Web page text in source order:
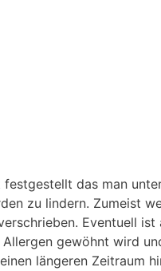
das man
zu lindern. Zumeist
Eventuell
gewöhnt wird
längeren Zeitraum